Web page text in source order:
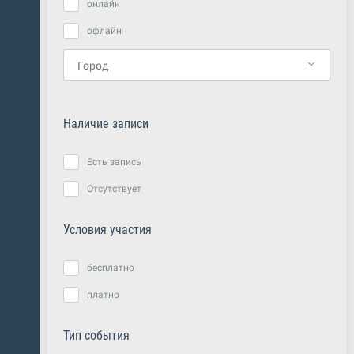
онлайн
офлайн
Наличие записи
Есть запись
Отсутствует
Условия участия
бесплатно
платно
Тип события